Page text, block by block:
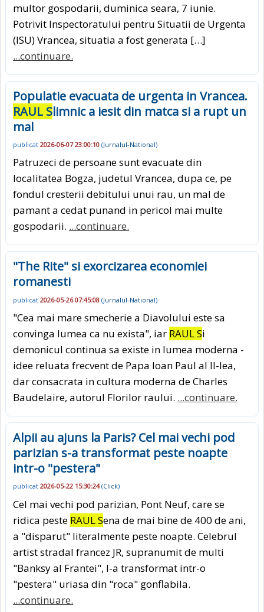
multor gospodarii, duminica seara, 7 iunie.
Potrivit Inspectoratului pentru Situatii de Urgenta
(ISU) Vrancea, situatia a fost generata […]
...continuare.
Populatie evacuata de urgenta in Vrancea.
RAUL Slimnic a iesit din matca si a rupt un
mal
publicat 2026-06-07 23:00:10 (Jurnalul-National)
Patruzeci de persoane sunt evacuate din
localitatea Bogza, judetul Vrancea, dupa ce, pe
fondul cresterii debitului unui rau, un mal de
pamant a cedat punand in pericol mai multe
gospodarii. ...continuare.
"The Rite" si exorcizarea economiei
romanesti
publicat 2026-05-26 07:45:08 (Jurnalul-National)
"Cea mai mare smecherie a Diavolului este sa
convinga lumea ca nu exista", iar RAUL Si
demonicul continua sa existe in lumea moderna -
idee reluata frecvent de Papa Ioan Paul al II-lea,
dar consacrata in cultura moderna de Charles
Baudelaire, autorul Florilor raului. ...continuare.
Alpii au ajuns la Paris? Cel mai vechi pod
parizian s-a transformat peste noapte
intr-o "pestera"
publicat 2026-05-22 15:30:24(Click)
Cel mai vechi pod parizian, Pont Neuf, care se
ridica peste RAUL Sena de mai bine de 400 de ani,
a "disparut" literalmente peste noapte. Celebrul
artist stradal francez JR, supranumit de multi
"Banksy al Frantei", l-a transformat intr-o
"pestera" uriasa din "roca" gonflabila.
...continuare.